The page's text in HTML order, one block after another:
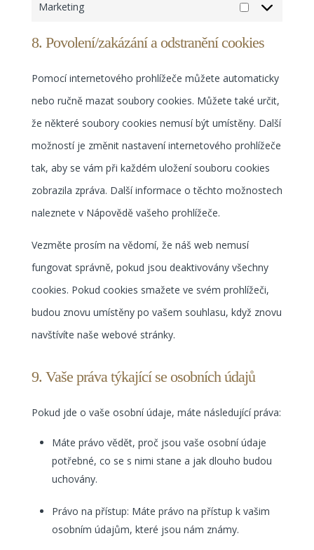
Marketing
8. Povolení/zakázání a odstranění cookies
Pomocí internetového prohlížeče můžete automaticky
nebo ručně mazat soubory cookies. Můžete také určit,
že některé soubory cookies nemusí být umístěny. Další
možností je změnit nastavení internetového prohlížeče
tak, aby se vám při každém uložení souboru cookies
zobrazila zpráva. Další informace o těchto možnostech
naleznete v Nápovědě vašeho prohlížeče.
Vezměte prosím na vědomí, že náš web nemusí
fungovat správně, pokud jsou deaktivovány všechny
cookies. Pokud cookies smažete ve svém prohlížeči,
budou znovu umístěny po vašem souhlasu, když znovu
navštívíte naše webové stránky.
9. Vaše práva týkající se osobních údajů
Pokud jde o vaše osobní údaje, máte následující práva:
Máte právo vědět, proč jsou vaše osobní údaje
potřebné, co se s nimi stane a jak dlouho budou
uchovány.
Právo na přístup: Máte právo na přístup k vašim
osobním údajům, které jsou nám známy.